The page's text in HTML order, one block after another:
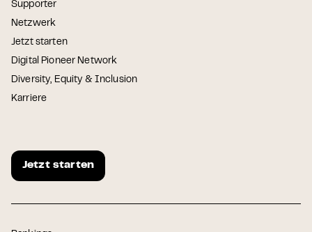
Supporter
Netzwerk
Jetzt starten
Digital Pioneer Network
Diversity, Equity & Inclusion
Karriere
Jetzt starten